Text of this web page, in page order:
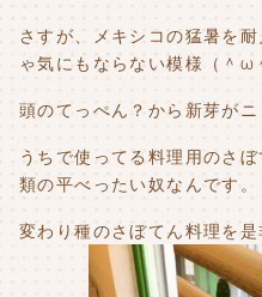
さすが、メキシコの猛暑を
ゃ気にもならない模様（＾ω
頭のてっぺん？から新芽が
うちで使ってる料理用のさ
類の平べったい奴なんです。
変わり種のさぼてん料理を